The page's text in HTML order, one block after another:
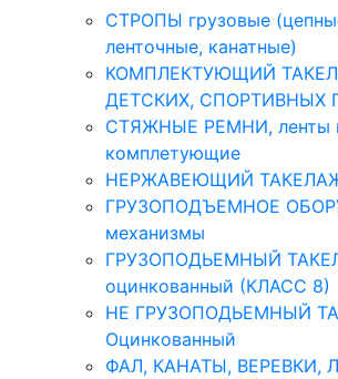
СТРОПЫ грузовые
ленточные, канатные)
КОМПЛЕКТУЮЩИЙ
ДЕТСКИХ, СПОРТИВНЫХ
СТЯЖНЫЕ РЕМНИ, ленты
комплетующие
НЕРЖАВЕЮЩИЙ
ГРУЗОПОДЪЕМНОЕ
механизмы
ГРУЗОПОДЬЕМНЫЙ
оцинкованный (КЛАСС 8)
НЕ ГРУЗОПОДЬЕМНЫЙ
Оцинкованный
ФАЛ, КАНАТЫ, ВЕРЕВКИ,